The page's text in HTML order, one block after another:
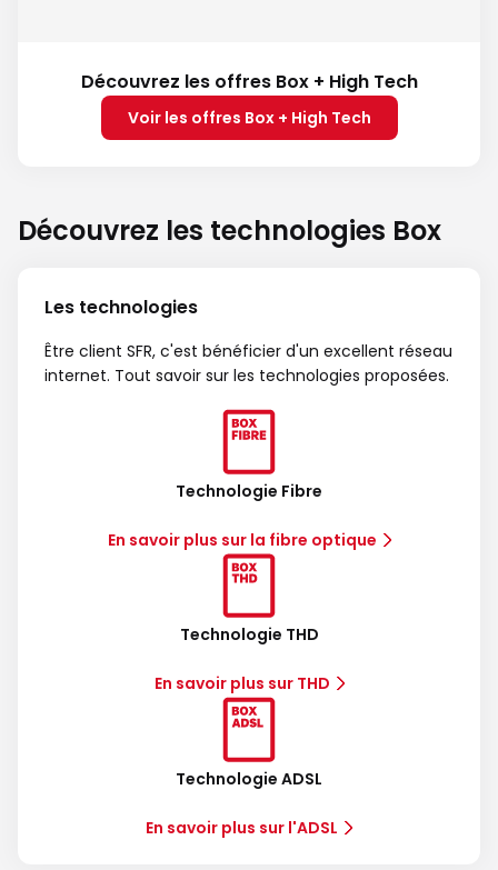
Découvrez les offres Box + High Tech
Voir les offres Box + High Tech
Découvrez les technologies Box
Les technologies
Être client SFR, c'est bénéficier d'un excellent réseau
internet. Tout savoir sur les technologies proposées.
Technologie Fibre
En savoir plus sur la fibre optique
Technologie THD
En savoir plus sur THD
Technologie ADSL
En savoir plus sur l'ADSL